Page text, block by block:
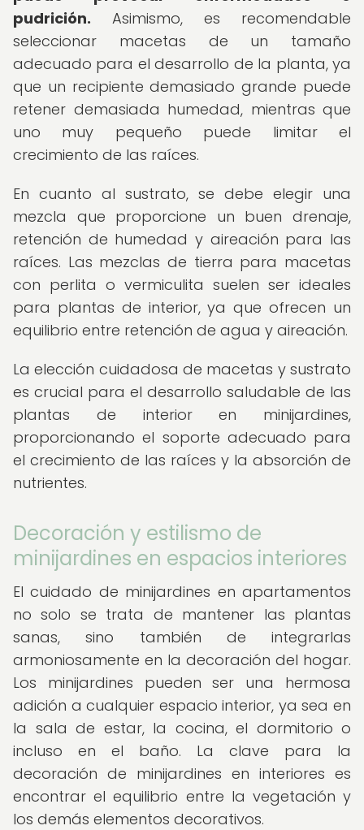
pudrición. Asimismo, es recomendable
seleccionar macetas de un tamaño
adecuado para el desarrollo de la planta, ya
que un recipiente demasiado grande puede
retener demasiada humedad, mientras que
uno muy pequeño puede limitar el
crecimiento de las raíces.
En cuanto al sustrato, se debe elegir una
mezcla que proporcione un buen drenaje,
retención de humedad y aireación para las
raíces. Las mezclas de tierra para macetas
con perlita o vermiculita suelen ser ideales
para plantas de interior, ya que ofrecen un
equilibrio entre retención de agua y aireación.
La elección cuidadosa de macetas y sustrato
es crucial para el desarrollo saludable de las
plantas de interior en minijardines,
proporcionando el soporte adecuado para
el crecimiento de las raíces y la absorción de
nutrientes.
Decoración y estilismo de
minijardines en espacios interiores
El cuidado de minijardines en apartamentos
no solo se trata de mantener las plantas
sanas, sino también de integrarlas
armoniosamente en la decoración del hogar.
Los minijardines pueden ser una hermosa
adición a cualquier espacio interior, ya sea en
la sala de estar, la cocina, el dormitorio o
incluso en el baño. La clave para la
decoración de minijardines en interiores es
encontrar el equilibrio entre la vegetación y
los demás elementos decorativos.